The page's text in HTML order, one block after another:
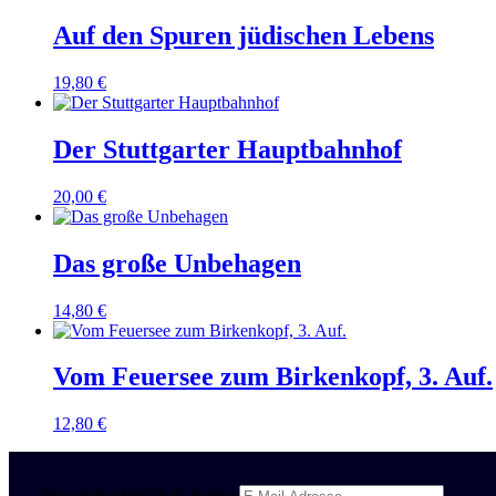
Auf den Spuren jüdischen Lebens
19,80 €
Der Stuttgarter Hauptbahnhof
20,00 €
Das große Unbehagen
14,80 €
Vom Feuersee zum Birkenkopf, 3. Auf.
12,80 €